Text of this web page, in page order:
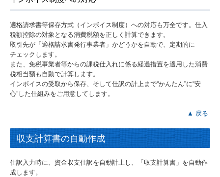
適格請求書等保存方式（インボイス制度）への対応も万全です。仕入
税額控除の対象となる消費税額を正しく計算できます。
取引先が「適格請求書発行事業者」かどうかを自動で、定期的に
チェックします。
また、免税事業者等からの課税仕入れに係る経過措置を適用した消費
税相当額も自動で計算します。
インボイスの受取から保存、そして仕訳の計上まで“かんたん”に“安
心”した仕組みをご用意してします。
▲ 戻る
収支計算書の自動作成
仕訳入力時に、資金収支仕訳を自動計上し、「収支計算書」を自動作
成します。